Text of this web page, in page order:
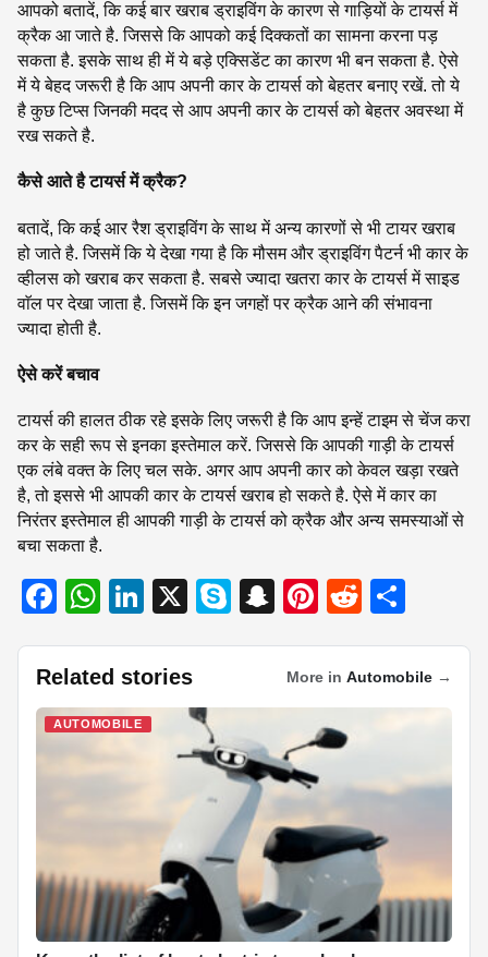
आपको बतादें, कि कई बार खराब ड्राइविंग के कारण से गाड़ियों के टायर्स में
क्रैक आ जाते है. जिससे कि आपको कई दिक्कतों का सामना करना पड़
सकता है. इसके साथ ही में ये बड़े एक्सिडेंट का कारण भी बन सकता है. ऐसे
में ये बेहद जरूरी है कि आप अपनी कार के टायर्स को बेहतर बनाए रखें. तो ये
है कुछ टिप्स जिनकी मदद से आप अपनी कार के टायर्स को बेहतर अवस्था में
रख सकते है.
कैसे आते है टायर्स में क्रैक?
बतादें, कि कई आर रैश ड्राइविंग के साथ में अन्य कारणों से भी टायर खराब
हो जाते है. जिसमें कि ये देखा गया है कि मौसम और ड्राइविंग पैटर्न भी कार के
व्हीलस को खराब कर सकता है. सबसे ज्यादा खतरा कार के टायर्स में साइड
वाॅल पर देखा जाता है. जिसमें कि इन जगहों पर क्रैक आने की संभावना
ज्यादा होती है.
ऐसे करें बचाव
टायर्स की हालत ठीक रहे इसके लिए जरूरी है कि आप इन्हें टाइम से चेंज करा
कर के सही रूप से इनका इस्तेमाल करें. जिससे कि आपकी गाड़ी के टायर्स
एक लंबे वक्त के लिए चल सके. अगर आप अपनी कार को केवल खड़ा रखते
है, तो इससे भी आपकी कार के टायर्स खराब हो सकते है. ऐसे में कार का
निरंतर इस्तेमाल ही आपकी गाड़ी के टायर्स को क्रैक और अन्य समस्याओं से
बचा सकता है.
F
c
e
b
o
k
W
at
s
A
p
Li
k
e
dI
X
S
e
S
a
p
h
at
Pi
er
e
st
R
d
di
ar
e
Related stories More in Automobile →
AUTOMOBILE